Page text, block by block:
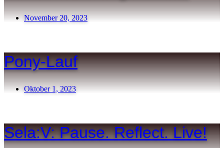
November 20, 2023
Pony-Lauf
Oktober 1, 2023
Sela:V: Pause. Reflect. Live!